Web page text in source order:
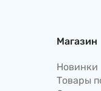
Магазин
Новинки
Товары